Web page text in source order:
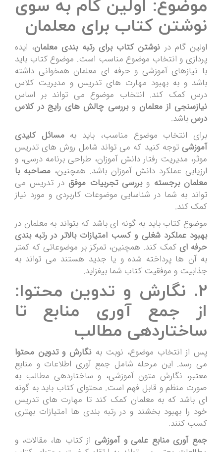
موضوع: اولین گام به سوی
نوشتن کتاب برای معلمان
اولین گام در نوشتن کتاب برای رتبه بندی معلمان، ایده
پردازی و انتخاب موضوع مناسب است. موضوع کتاب باید
با نیازهای آموزشی و حرفه ای معلمان همخوانی داشته
باشد و به بهبود مهارت های تدریس و مدیریت کلاس
درس کمک کند. انتخاب موضوع می تواند بر اساس
نیازسنجی از معلمان وبررسی چالش های رایج در کلاس
درس باشد.
برای انتخاب موضوع مناسب، باید بهمسائل کلیدی
آموزشی توجه کنید که می تواند شامل روش های تدریس
موثر، مدیریت رفتار دانش آموزان، طراحی برنامه درسی، و
ارزیابی عملکرد دانش آموزان باشد. همچنین، مصاحبه با
معلمان برجسته وبررسی تجربیات موفق در تدریس می
تواند به شما در شناسایی موضوعات کاربردی و مورد نیاز
کمک کند.
موضوع کتاب باید به گونه ای باشد که بتواند به معلمان در
بهبود عملکرد شغلی و کسب امتیازات بالاتر در رتبه بندی
حرفه ای کمک کند. همچنین، تمرکز بر موضوعاتی که کمتر
به آن ها پرداخته شده و یا جدید هستند می تواند به
جذابیت و موفقیت کتاب شما بیفزاید.
۲. نگارش و تدوین محتوا:
از جمع آوری منابع تا
ساختاردهی مطالب
پس از انتخاب موضوع، نوبت به نگارش و تدوین محتوا
می رسد. این مرحله شامل جمع آوری اطلاعات و منابع
معتبر، نگارش متون آموزشی، و ساختاردهی مطالب به
صورت منظم و قابل فهم است. محتوای کتاب باید به گونه
ای باشد که به معلمان کمک کند تا مهارت های تدریس
خود را بهبود بخشند و در رتبه بندی ها امتیازات بهتری
کسب کنند.
جمع آوری منابع علمی و آموزشی از کتاب ها، مقالات، و